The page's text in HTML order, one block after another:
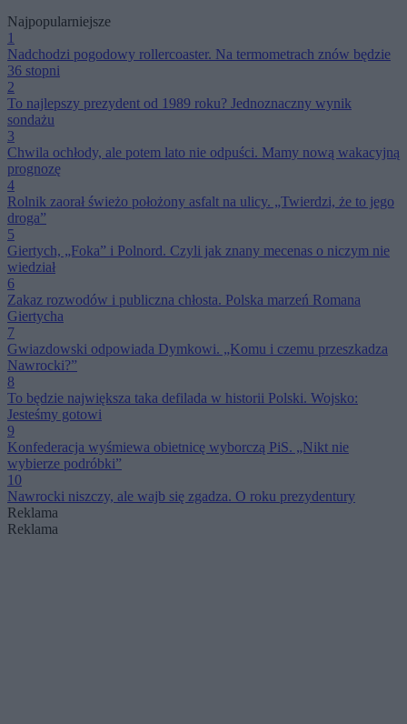
Najpopularniejsze
1
Nadchodzi pogodowy rollercoaster. Na termometrach znów będzie
36 stopni
2
To najlepszy prezydent od 1989 roku? Jednoznaczny wynik
sondażu
3
Chwila ochłody, ale potem lato nie odpuści. Mamy nową wakacyjną
prognozę
4
Rolnik zaorał świeżo położony asfalt na ulicy. „Twierdzi, że to jego
droga”
5
Giertych, „Foka” i Polnord. Czyli jak znany mecenas o niczym nie
wiedział
6
Zakaz rozwodów i publiczna chłosta. Polska marzeń Romana
Giertycha
7
Gwiazdowski odpowiada Dymkowi. „Komu i czemu przeszkadza
Nawrocki?”
8
To będzie największa taka defilada w historii Polski. Wojsko:
Jesteśmy gotowi
9
Konfederacja wyśmiewa obietnicę wyborczą PiS. „Nikt nie
wybierze podróbki”
10
Nawrocki niszczy, ale wajb się zgadza. O roku prezydentury
Reklama
Reklama